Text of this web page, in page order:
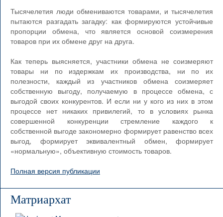
Тысячелетия люди обмениваются товарами, и тысячелетия
пытаются разгадать загадку: как формируются устойчивые
пропорции обмена, что является основой соизмерения
товаров при их обмене друг на друга.
Как теперь выясняется, участники обмена не соизмеряют
товары ни по издержкам их производства, ни по их
полезности, каждый из участников обмена соизмеряет
собственную выгоду, получаемую в процессе обмена, с
выгодой своих конкурентов. И если ни у кого из них в этом
процессе нет никаких привилегий, то в условиях рынка
совершенной конкуренции стремление каждого к
собственной выгоде закономерно формирует равенство всех
выгод, формирует эквивалентный обмен, формирует
«нормальную», объективную стоимость товаров.
Полная версия публикации
Матриархат